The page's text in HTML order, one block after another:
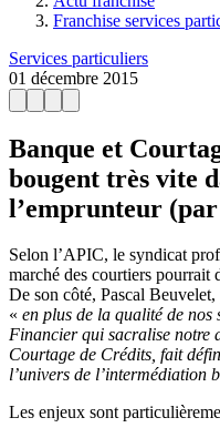
Franchise services
Services particuliers
01 décembre 2015
Banque et
bougent très vite
l’emprunteur
Selon l’APIC, le syndicat
marché des courtiers pourrait
De son côté, Pascal Beuvelet,
« en plus de la qualité de nos
Financier qui sacralise notre
Courtage de Crédits, fait
l’univers de l’intermédiation
Les enjeux sont